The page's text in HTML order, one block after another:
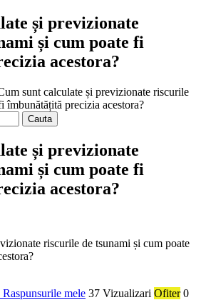
și previzionate
și cum poate fi
acestora?
sunt calculate și previzionate riscurile
îmbunătățită precizia acestora?
Cauta
și previzionate
și cum poate fi
acestora?
riscurile de tsunami și cum poate
Raspunsurile mele 37 Vizualizari Ofiter 0